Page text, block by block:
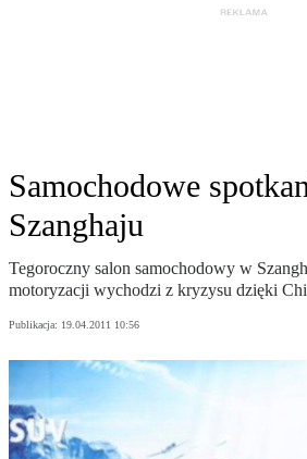
Samochodowe
Szanghaju
Tegoroczny salon samochodowy w
motoryzacji wychodzi z kryzysu dzięki
Publikacja: 19.04.2011 10:56